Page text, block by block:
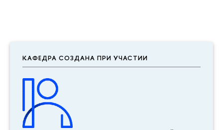
КАФЕДРА СОЗДАНА ПРИ УЧАСТИИ